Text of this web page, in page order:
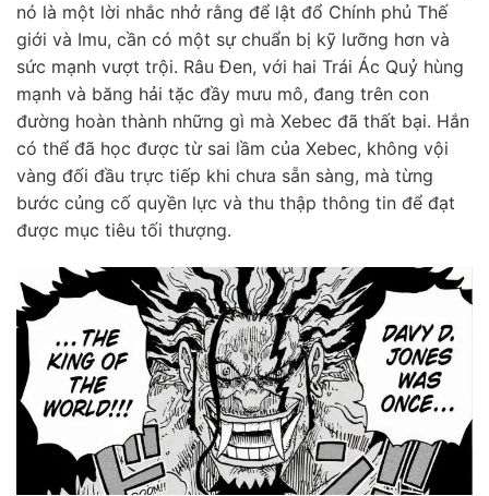
nó là một lời nhắc nhở rằng để lật đổ Chính phủ Thế
giới và Imu, cần có một sự chuẩn bị kỹ lưỡng hơn và
sức mạnh vượt trội. Râu Đen, với hai Trái Ác Quỷ hùng
mạnh và băng hải tặc đầy mưu mô, đang trên con
đường hoàn thành những gì mà Xebec đã thất bại. Hắn
có thể đã học được từ sai lầm của Xebec, không vội
vàng đối đầu trực tiếp khi chưa sẵn sàng, mà từng
bước củng cố quyền lực và thu thập thông tin để đạt
được mục tiêu tối thượng.